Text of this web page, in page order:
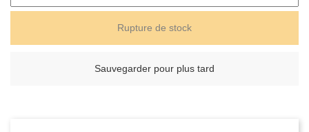
Rupture de stock
Sauvegarder pour plus tard